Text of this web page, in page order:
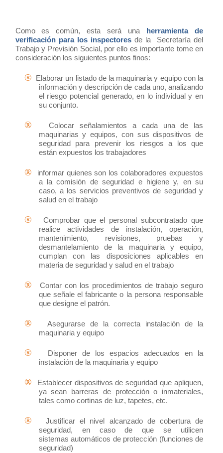
Como es común, esta será una
herramienta de
verificación para los inspectores de la
Secretaría del
Trabajo y Previsión Social, por ello es importante tome en
consideración los siguientes puntos finos:
®
Elaborar un listado de la maquinaria y equipo con la
información y descripción de cada uno, analizando
el riesgo potencial generado, en lo individual y en
su conjunto.
®
Colocar señalamientos a cada una de las
maquinarias y equipos, con sus dispositivos de
seguridad para prevenir los riesgos a los que
están expuestos los trabajadores
®
informar quienes son los colaboradores expuestos
a la comisión de seguridad e higiene y, en su
caso, a los servicios preventivos de seguridad y
salud en el trabajo
®
Comprobar que el personal subcontratado que
realice actividades de instalación, operación,
mantenimiento, revisiones, pruebas y
desmantelamiento de la maquinaria y equipo,
cumplan con las disposiciones aplicables en
materia de seguridad y salud en el trabajo
®
Contar con los procedimientos de trabajo seguro
que señale el fabricante o la persona responsable
que designe el patrón.
®
Asegurarse de la correcta instalación de la
maquinaria y equipo
®
Disponer de los espacios adecuados en la
instalación de la maquinaria y equipo
®
Establecer dispositivos de seguridad que apliquen,
ya sean barreras de protección o inmateriales,
tales como cortinas de luz, tapetes, etc.
®
Justificar el nivel alcanzado de cobertura de
seguridad, en caso de que se utilicen
sistemas automáticos de protección (funciones de
seguridad)